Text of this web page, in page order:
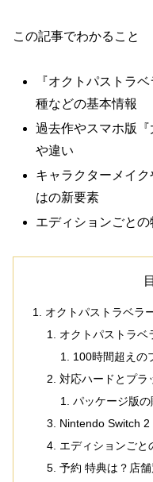
この記事でわかること
『オクトパストラ
種などの基本情報
過去作やスマホ版
や違い
キャラクターメイ
はの新要素
エディションごと
オクトパストラベラ
オクトパストラベ
100時間超えの
対応ハードとプラ
パッケージ版
Nintendo Switch
エディションごと
予約 特典は？店